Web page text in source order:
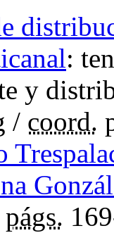
:
y
/ coord.
págs.